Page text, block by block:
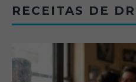
RECEITAS DE